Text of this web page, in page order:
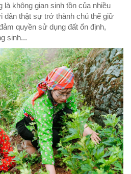
không gian sinh tồn của nhiều
dân thật sự trở thành chủ thể giữ
quyền sử dụng đất ổn định,
sinh...